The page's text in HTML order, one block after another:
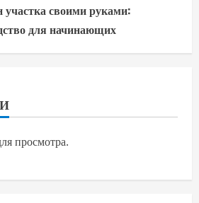
участка своими руками:
для начинающих
просмотра.